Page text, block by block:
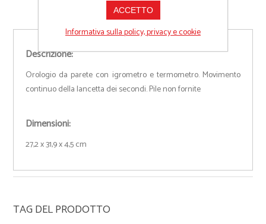
Descrizione:
Orologio da parete con igrometro e termometro. Movimento
continuo della lancetta dei secondi. Pile non fornite
Dimensioni:
27,2 x 31,9 x 4,5 cm
TAG DEL PRODOTTO
ACCETTO
Informativa sulla policy, privacy e cookie